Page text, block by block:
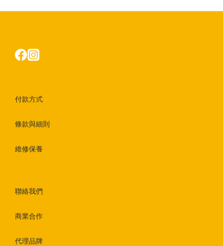
付款方式
條款與細則
維修保養
聯絡我們
商業合作
代理品牌